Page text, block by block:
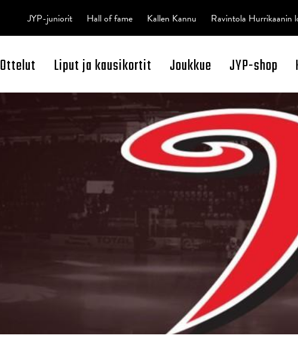
Open Search
Ottelut Liput ja kausikortit Joukkue JYP-shop
JYP-juniorit Hall of fame Kallen Kannu Ravintola Hurrikaanin